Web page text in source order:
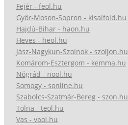
Fejér - feol.hu
Győr-Moson-Sopron - kisalfold.hu
Hajdú-Bihar - haon.hu
Heves - heol.hu
Jász-Nagykun-Szolnok - szoljon.hu
Komárom-Esztergom - kemma.hu
Nógrád - nool.hu
Somogy - sonline.hu
Szabolcs-Szatmár-Bereg - szon.hu
Tolna - teol.hu
Vas - vaol.hu